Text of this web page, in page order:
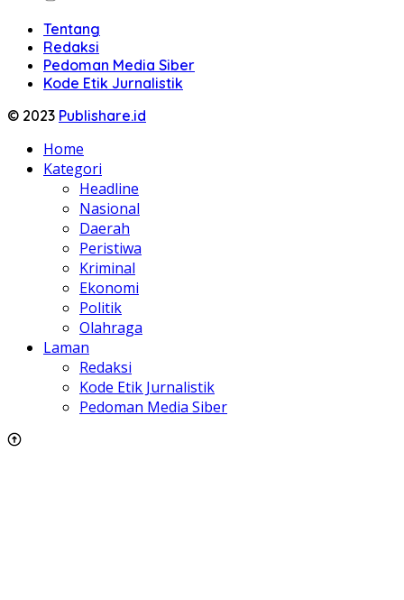
Tentang
Redaksi
Pedoman Media Siber
Kode Etik Jurnalistik
© 2023 Publishare.id
Home
Kategori
Headline
Nasional
Daerah
Peristiwa
Kriminal
Ekonomi
Politik
Olahraga
Laman
Redaksi
Kode Etik Jurnalistik
Pedoman Media Siber